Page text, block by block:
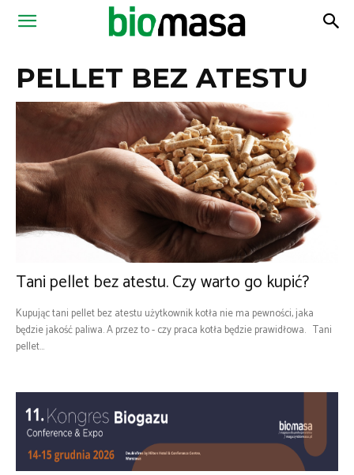
Magazyn
PELLET BEZ ATESTU
Tani pellet bez atestu. Czy warto go kupić?
Kupując tani pellet bez atestu użytkownik kotła nie ma pewności, jaka
będzie jakość paliwa. A przez to - czy praca kotła będzie prawidłowa. Tani
pellet...